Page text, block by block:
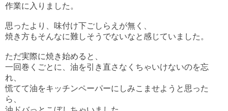
作業に入りました。
思ったより、味付け下ごしらえが無く、
焼き方もそんなに難しそうでないなと感じていました。
ただ実際に焼き始めると、
一回巻くごとに、油を引き直さなくちゃいけないのを忘
れ、
慌てて油をキッチンペーパーにしみこませようと思った
ら、